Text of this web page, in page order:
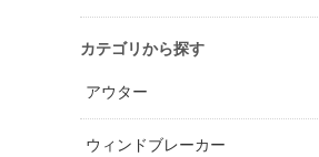
カテゴリから探す
アウター
ウィンドブレーカー